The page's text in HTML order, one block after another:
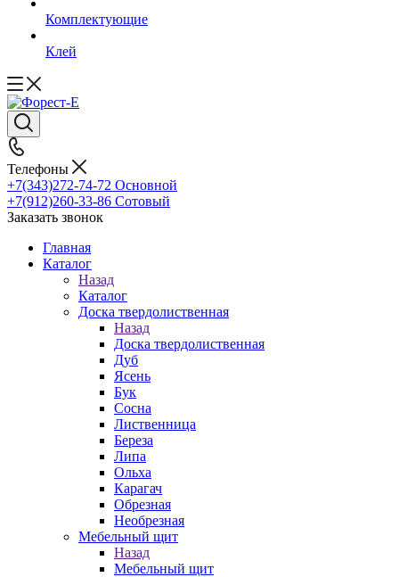
Комплектующие
Клей
Телефоны
+7(343)272-74-72 Основной
+7(912)260-33-86 Сотовый
Заказать звонок
Главная
Каталог
Назад
Каталог
Доска твердолиственная
Назад
Доска твердолиственная
Дуб
Ясень
Бук
Сосна
Лиственница
Береза
Липа
Ольха
Карагач
Обрезная
Необрезная
Мебельный щит
Назад
Мебельный щит